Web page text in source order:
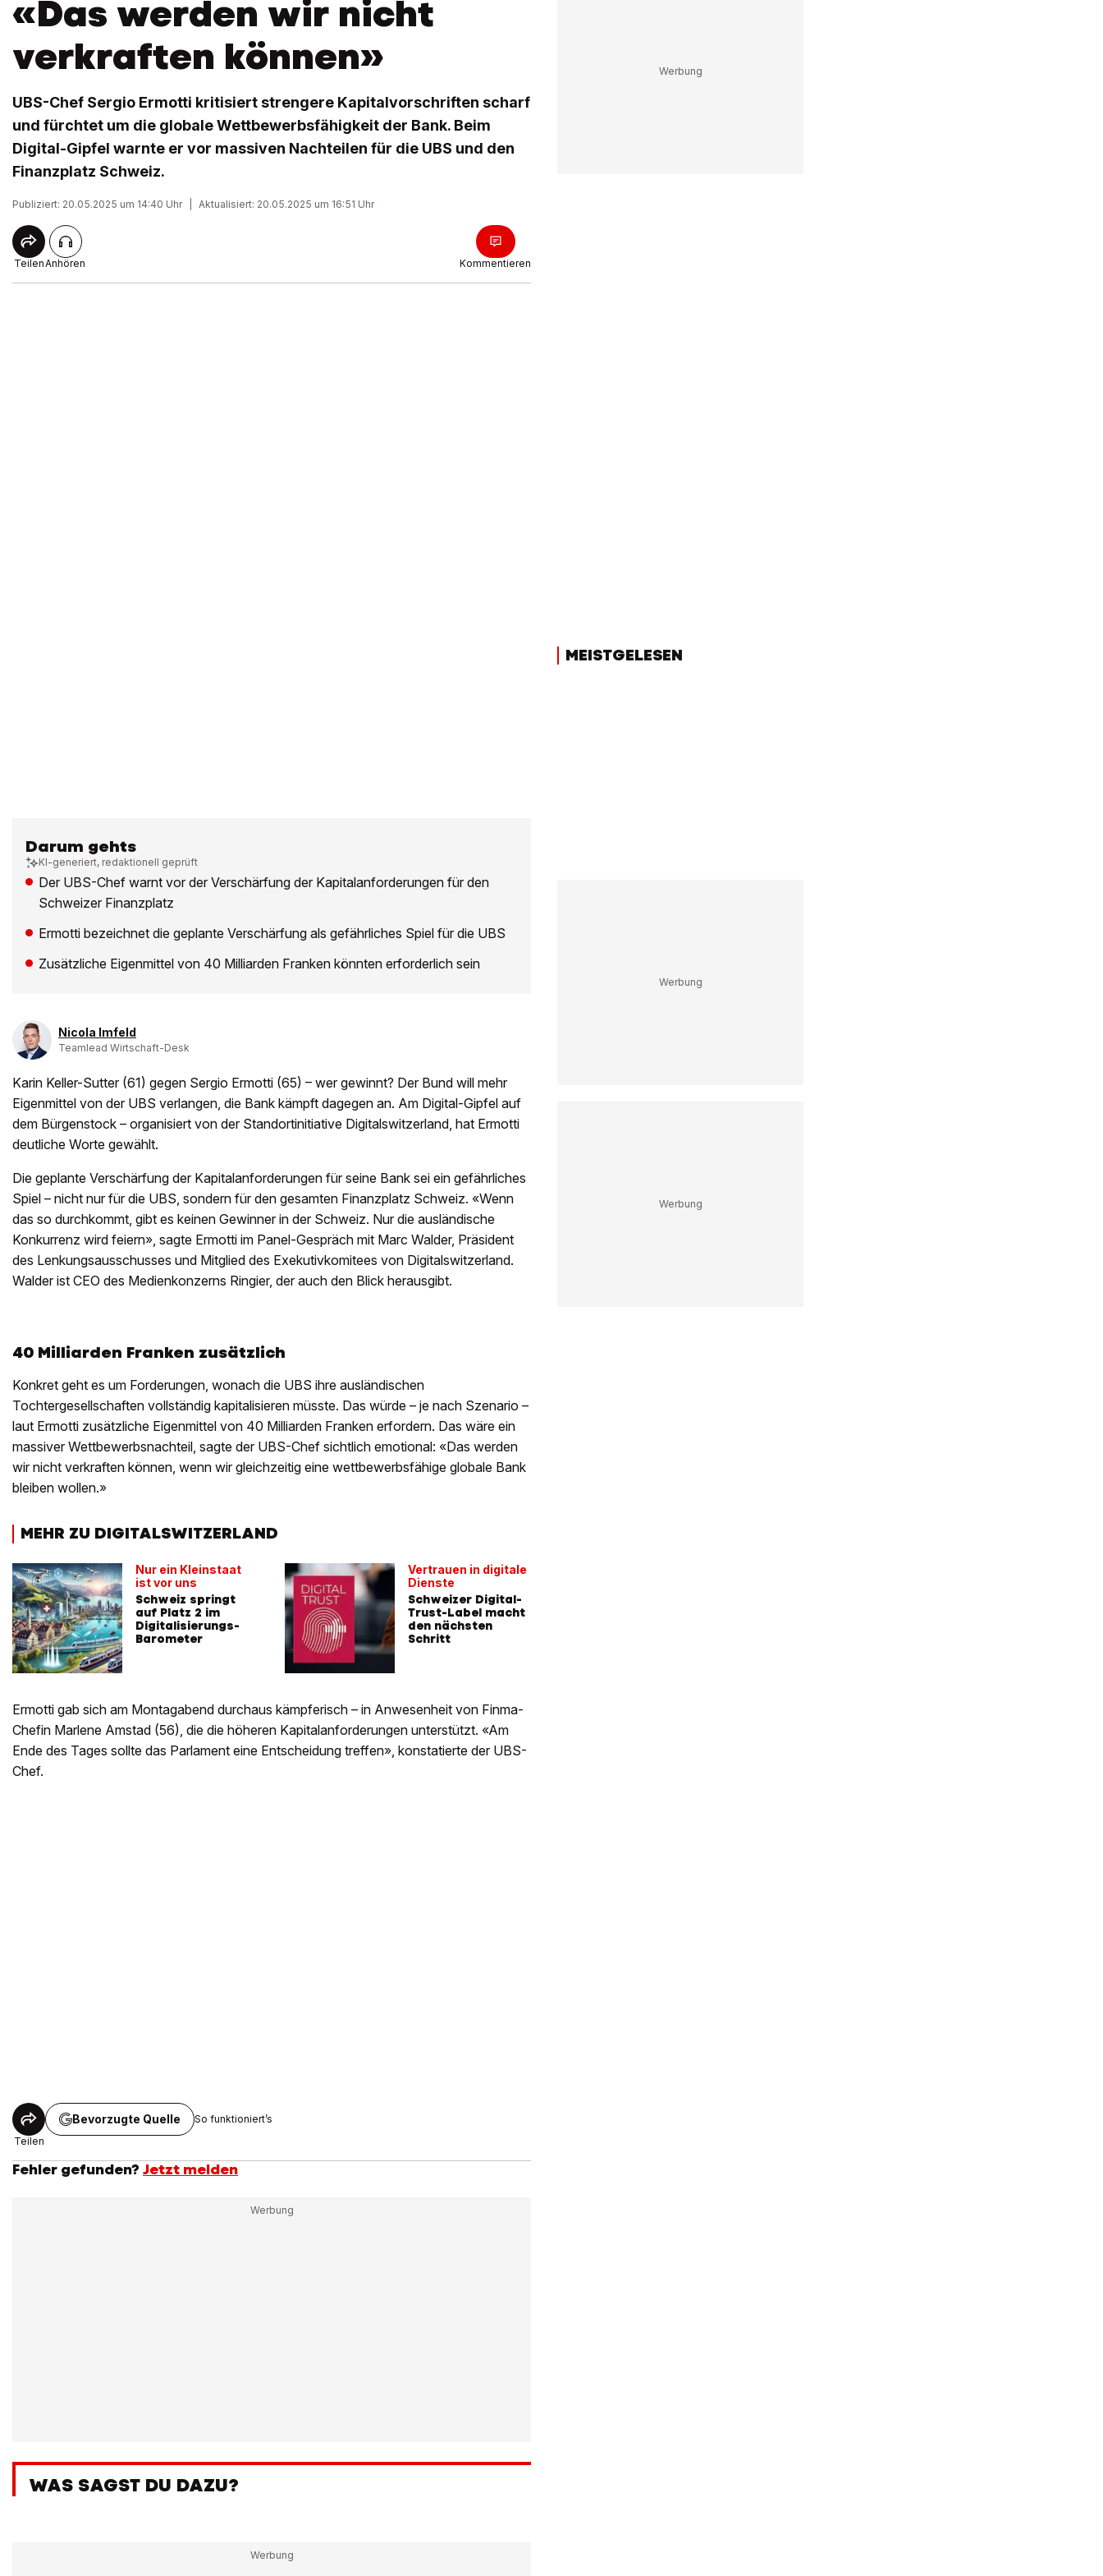
«Das werden wir nicht
verkraften können»
UBS-Chef Sergio Ermotti kritisiert strengere Kapitalvorschriften scharf
und fürchtet um die globale Wettbewerbsfähigkeit der Bank. Beim
Digital-Gipfel warnte er vor massiven Nachteilen für die UBS und den
Finanzplatz Schweiz.
Publiziert: 20.05.2025 um 14:40 Uhr Aktualisiert: 20.05.2025 um 16:51 Uhr
TeilenAnhören Kommentieren
Darum gehts
KI-generiert, redaktionell geprüft
Der UBS-Chef warnt vor der Verschärfung der Kapitalanforderungen für den
Schweizer Finanzplatz
Ermotti bezeichnet die geplante Verschärfung als gefährliches Spiel für die UBS
Zusätzliche Eigenmittel von 40 Milliarden Franken könnten erforderlich sein
Nicola Imfeld
Teamlead Wirtschaft-Desk
Karin Keller-Sutter (61) gegen Sergio Ermotti (65) – wer gewinnt? Der Bund will mehr
Eigenmittel von der UBS verlangen, die Bank kämpft dagegen an. Am Digital-Gipfel auf
dem Bürgenstock – organisiert von der Standortinitiative Digitalswitzerland, hat Ermotti
deutliche Worte gewählt.
Die geplante Verschärfung der Kapitalanforderungen für seine Bank sei ein gefährliches
Spiel – nicht nur für die UBS, sondern für den gesamten Finanzplatz Schweiz. «Wenn
das so durchkommt, gibt es keinen Gewinner in der Schweiz. Nur die ausländische
Konkurrenz wird feiern», sagte Ermotti im Panel-Gespräch mit Marc Walder, Präsident
des Lenkungsausschusses und Mitglied des Exekutivkomitees von Digitalswitzerland.
Walder ist CEO des Medienkonzerns Ringier, der auch den Blick herausgibt.
40 Milliarden Franken zusätzlich
Konkret geht es um Forderungen, wonach die UBS ihre ausländischen
Tochtergesellschaften vollständig kapitalisieren müsste. Das würde – je nach Szenario –
laut Ermotti zusätzliche Eigenmittel von 40 Milliarden Franken erfordern. Das wäre ein
massiver Wettbewerbsnachteil, sagte der UBS-Chef sichtlich emotional: «Das werden
wir nicht verkraften können, wenn wir gleichzeitig eine wettbewerbsfähige globale Bank
bleiben wollen.»
MEHR ZU DIGITALSWITZERLAND
Nur ein Kleinstaat
ist vor uns
Schweiz springt
auf Platz 2 im
Digitalisierungs-
Barometer
Vertrauen in digitale
Dienste
Schweizer Digital-
Trust-Label macht
den nächsten
Schritt
Ermotti gab sich am Montagabend durchaus kämpferisch – in Anwesenheit von Finma-
Chefin Marlene Amstad (56), die die höheren Kapitalanforderungen unterstützt. «Am
Ende des Tages sollte das Parlament eine Entscheidung treffen», konstatierte der UBS-
Chef.
Teilen
Bevorzugte Quelle So funktioniert’s
Fehler gefunden? Jetzt melden
WAS SAGST DU DAZU?
MEISTGELESEN